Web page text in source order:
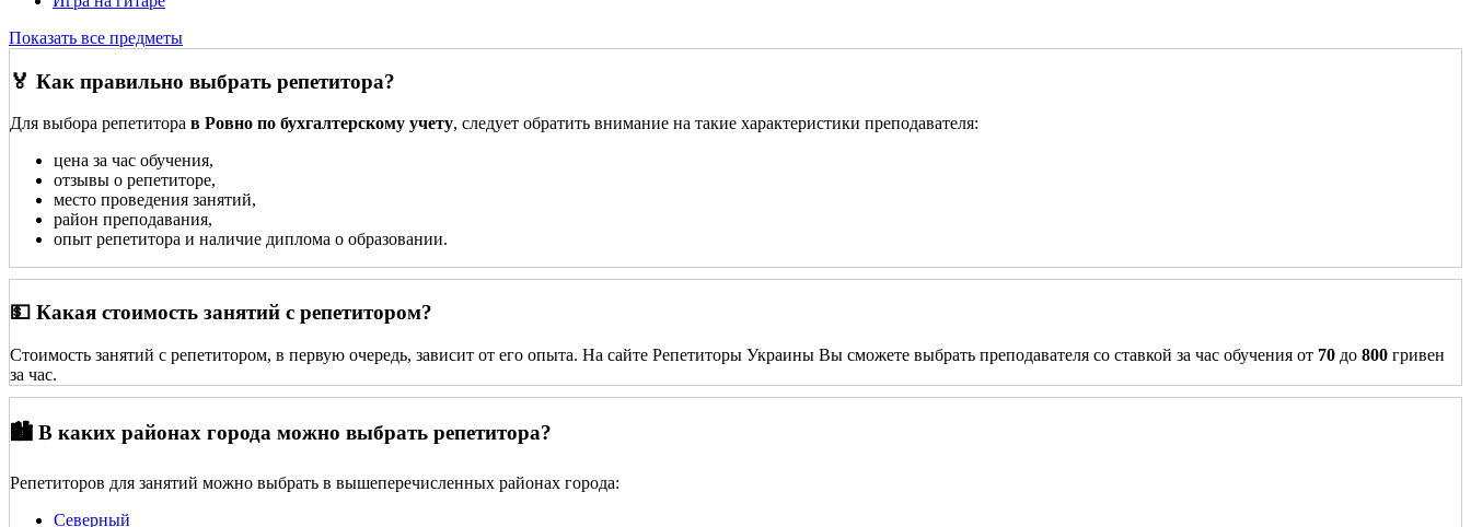
Показать все предметы
🏅 Как правильно выбрать репетитора?
Для выбора репетитора в Ровно по бухгалтерскому учету, следует обратить внимание на такие характеристики преподавателя:
цена за час обучения,
отзывы о репетиторе,
место проведения занятий,
район преподавания,
опыт репетитора и наличие диплома о образовании.
💵 Какая стоимость занятий с репетитором?
Стоимость занятий с репетитором, в первую очередь, зависит от его опыта. На сайте Репетиторы Украины Вы сможете выбрать преподавателя со ставкой за час обучения от 70 до 800 гривен
за час.
🏙️ В каких районах города можно выбрать репетитора?
Репетиторов для занятий можно выбрать в вышеперечисленных районах города:
Северный